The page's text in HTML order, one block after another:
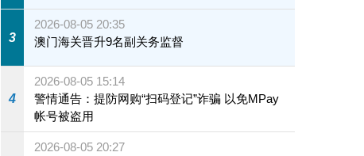
3
2026-08-05 20:35
澳门海关晋升9名副关务监督
4
2026-08-05 15:14
警情通告：提防网购“扫码登记”诈骗 以免MPay
帐号被盗用
2026-08-05 20:27